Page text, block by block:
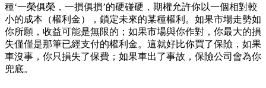
種‘一榮俱榮，一損俱損’的硬碰硬，期權允許你以一個相對較
小的成本（權利金），鎖定未來的某種權利。如果市場走勢如
你所願，收益可能是無限的；如果市場與你作對，你最大的損
失僅僅是那筆已經支付的權利金。這就好比你買了保險，如果
車沒事，你只損失了保費；如果車出了事故，保險公司會為你
兜底。